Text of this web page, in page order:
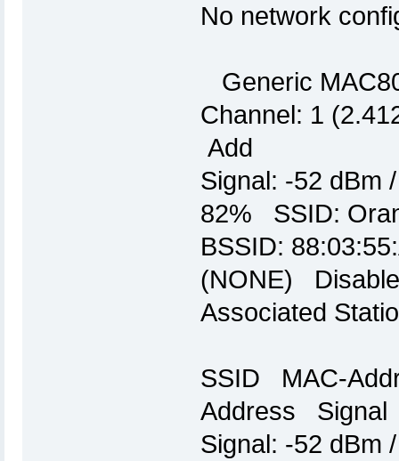
No network
Generic
Channel: 1
Add
Signal: -52 dBm
82% SSID:
BSSID:
(NONE)
Associated
SSID MAC-
Address
Signal: -52 dBm